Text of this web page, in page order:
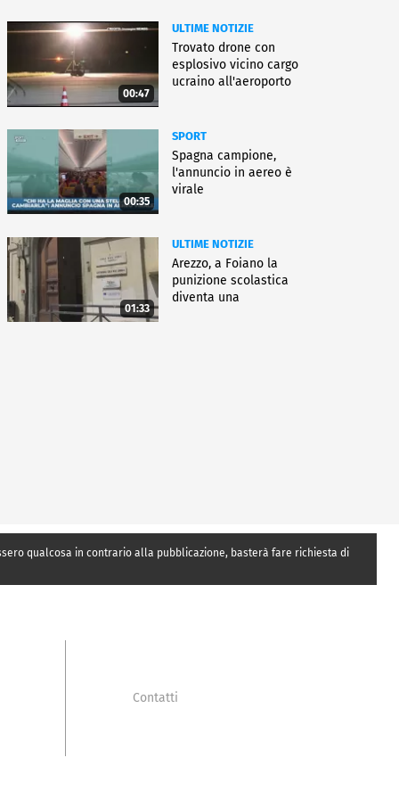
00:47
ULTIME NOTIZIE
Trovato drone con
esplosivo vicino cargo
ucraino all'aeroporto
00:35
SPORT
Spagna campione,
l'annuncio in aereo è
virale
01:33
ULTIME NOTIZIE
Arezzo, a Foiano la
punizione scolastica
diventa una
qualcosa in contrario alla pubblicazione, basterà fare richiesta di
Contatti